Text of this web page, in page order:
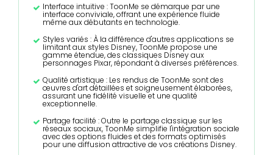
Interface intuitive : ToonMe se démarque par une
interface conviviale, offrant une expérience fluide
même aux débutants en technologie.
Styles variés : À la différence d'autres applications se
limitant aux styles Disney, ToonMe propose une
gamme étendue, des classiques Disney aux
personnages Pixar, répondant à diverses préférences.
Qualité artistique : Les rendus de ToonMe sont des
œuvres d'art détaillées et soigneusement élaborées,
assurant une fidélité visuelle et une qualité
exceptionnelle.
Partage facilité : Outre le partage classique sur les
réseaux sociaux, ToonMe simplifie l'intégration sociale
avec des options fluides et des formats optimisés
pour une diffusion attractive de vos créations Disney.